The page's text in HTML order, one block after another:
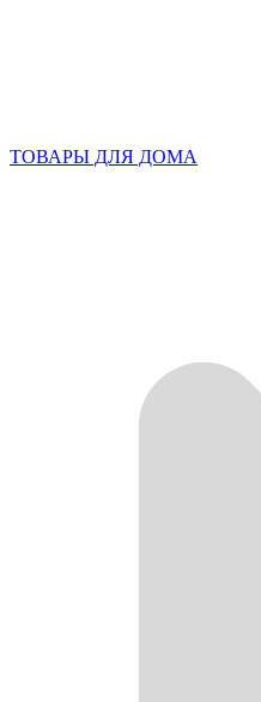
ТОВАРЫ ДЛЯ ДОМА